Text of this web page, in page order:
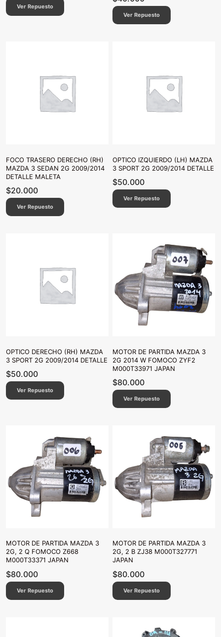
Ver Repuesto
Ver Repuesto
FOCO TRASERO DERECHO (RH)
MAZDA 3 SEDAN 2G 2009/2014
DETALLE MALETA
$20.000
Ver Repuesto
OPTICO IZQUIERDO (LH) MAZDA
3 SPORT 2G 2009/2014 DETALLE
$50.000
Ver Repuesto
OPTICO DERECHO (RH) MAZDA
3 SPORT 2G 2009/2014 DETALLE
$50.000
Ver Repuesto
MOTOR DE PARTIDA MAZDA 3
2G 2014 W FOMOCO ZYF2
M000T33971 JAPAN
$80.000
Ver Repuesto
MOTOR DE PARTIDA MAZDA 3
2G, 2 Q FOMOCO Z668
M000T33371 JAPAN
$80.000
Ver Repuesto
MOTOR DE PARTIDA MAZDA 3
2G, 2 B ZJ38 M000T327771
JAPAN
$80.000
Ver Repuesto